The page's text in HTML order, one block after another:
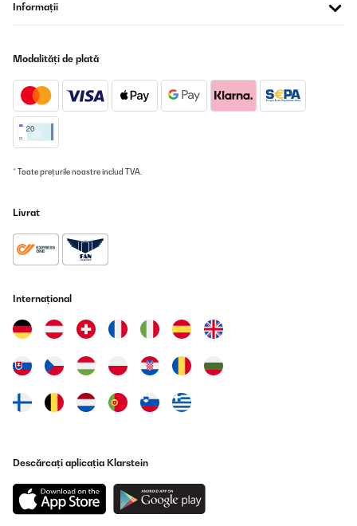
Informații
Modalități de plată
* Toate prețurile noastre includ TVA.
Livrat
Internațional
Descărcați aplicația Klarstein